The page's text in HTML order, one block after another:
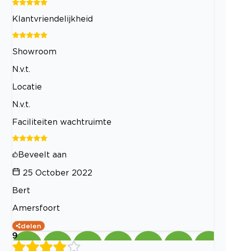
Klantvriendelijkheid
Showroom
N.v.t.
Locatie
N.v.t.
Faciliteiten wachtruimte
Beveelt aan
25 October 2022
Bert
Amersfoort
delen
9